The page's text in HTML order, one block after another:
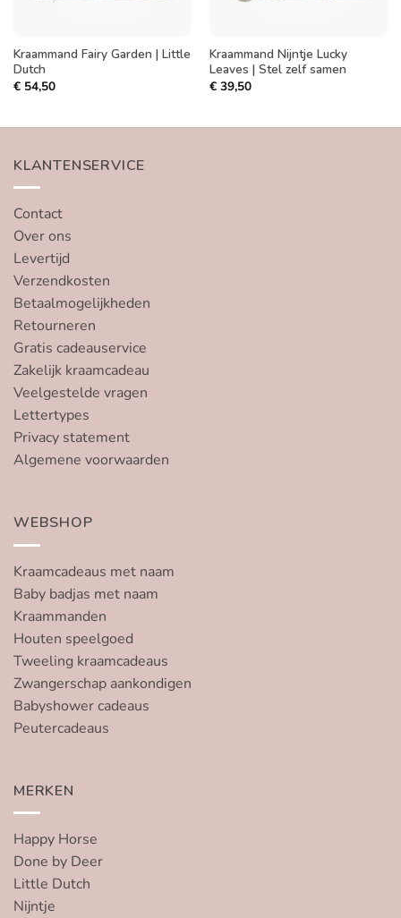
Kraammand Fairy Garden | Little
Dutch
€54,50
Kraammand Nijntje Lucky
Leaves | Stel zelf samen
€39,50
KLANTENSERVICE
Contact
Over ons
Levertijd
Verzendkosten
Betaalmogelijkheden
Retourneren
Gratis cadeauservice
Zakelijk kraamcadeau
Veelgestelde vragen
Lettertypes
Privacy statement
Algemene voorwaarden
WEBSHOP
Kraamcadeaus met naam
Baby badjas met naam
Kraammanden
Houten speelgoed
Tweeling kraamcadeaus
Zwangerschap aankondigen
Babyshower cadeaus
Peutercadeaus
MERKEN
Happy Horse
Done by Deer
Little Dutch
Nijntje